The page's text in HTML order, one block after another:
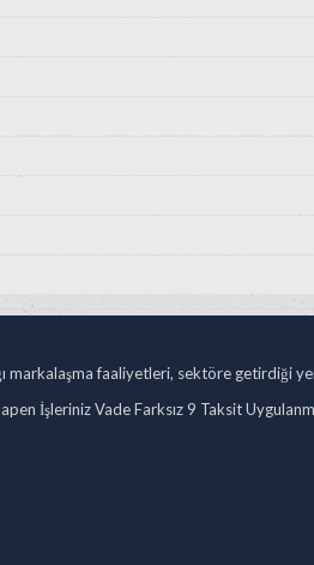
markalaşma faaliyetleri, sektöre getirdiği
İşleriniz Vade Farksız 9 Taksit